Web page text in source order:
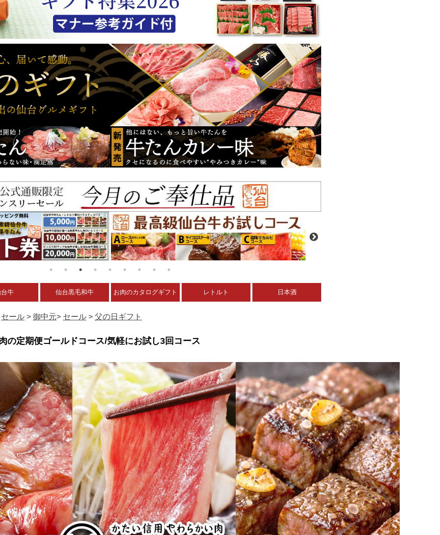
牛 仙台黒毛和牛 お肉のカタログギフト レトルト 日本酒
セール > 御中元> セール > 父の日ギフト
の定期便ゴールドコース/気軽にお試し3回コース